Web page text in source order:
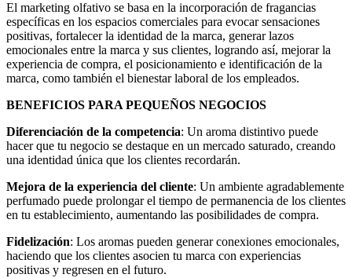
El marketing olfativo se basa en la incorporación de fragancias
específicas en los espacios comerciales para evocar sensaciones
positivas, fortalecer la identidad de la marca, generar lazos
emocionales entre la marca y sus clientes, logrando así, mejorar la
experiencia de compra, el posicionamiento e identificación de la
marca, como también el bienestar laboral de los empleados.
BENEFICIOS PARA PEQUEÑOS NEGOCIOS
Diferenciación de la competencia: Un aroma distintivo puede
hacer que tu negocio se destaque en un mercado saturado, creando
una identidad única que los clientes recordarán.
Mejora de la experiencia del cliente: Un ambiente agradablemente
perfumado puede prolongar el tiempo de permanencia de los clientes
en tu establecimiento, aumentando las posibilidades de compra.
Fidelización: Los aromas pueden generar conexiones emocionales,
haciendo que los clientes asocien tu marca con experiencias
positivas y regresen en el futuro.